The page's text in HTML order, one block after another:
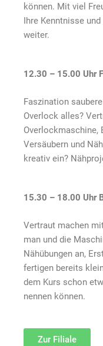
können. Mit viel
Ihre Kenntnisse
weiter.
12.30 – 15.00 Uhr
Faszination
Overlock alles?
Overlockmaschine,
Versäubern und
kreativ ein?
15.30 – 18.00 Uhr
Vertraut machen
man und die
Nähübungen an,
fertigen bereits
dem Kurs schon
nennen können.
Zur Filiale